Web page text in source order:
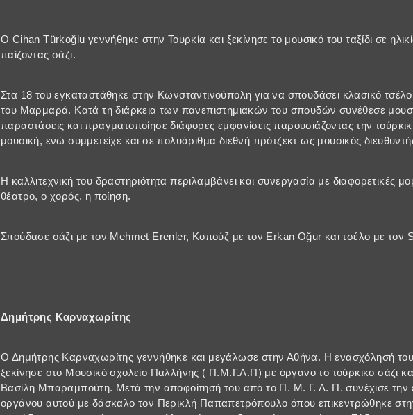
Ο Cihan Türkoğlu γεννήθηκε στην Τουρκία και ξεκίνησε το μουσικό του ταξίδι σε
παίζοντας σάζι.
Στα 18 του εγκαταστάθηκε στην Κωνσταντινούπολη για να σπουδάσει κλασικό
του Μαρμαρά. Κατά τη διάρκεια των πανεπιστημιακών του σπουδών συνέθεσε
παραστάσεις και πραγματοποίησε διάφορες εμφανίσεις παρουσιάζοντας την
μουσική, ενώ συμμετείχε και σε πολυάριθμα διεθνή πρότζεκτ ως μουσικός
Η καλλιτεχνική του δραστηριότητα περιλαμβάνει και συνεργασία με διαφορετικές
θέατρο, ο χορός, η ποίηση.
Σπούδασε σάζι με τον Mehmet Erenler, Κοπούζ με τον Erkan Oğur και τσέλο με τον
Δημήτρης Καρναχωρίτης
Ο Δημήτρης Καρναχωρίτης γεννήθηκε και μεγάλωσε στην Αθήνα. Η ενασχόλησή
ξεκίνησε στο Μουσικό σχολείο Παλλήνης ( Π.Μ.Γ.Λ.Π) με όργανο το τούρκικο σάζι
Βασίλη Μπαραμπούτη. Μετά την αποφοίτησή του από το Π. Μ. Γ. Λ. Π. συνέχισε την
οργάνου αυτού με δάσκαλο τον Περικλή Παπαπετρόπουλο όπου επικεντρώθηκε